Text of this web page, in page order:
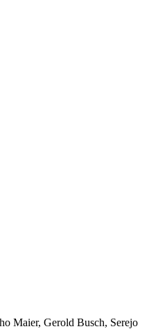
Maier, Gerold Busch, Serejo